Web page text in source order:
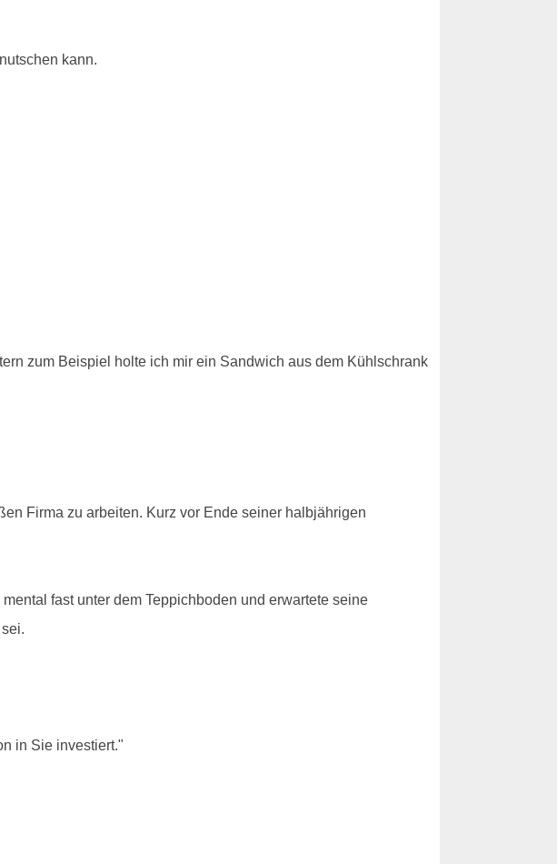
kann.
zum Beispiel holte ich mir ein Sandwich aus dem Kühlschrank
Firma zu arbeiten. Kurz vor Ende seiner halbjährigen
fast unter dem Teppichboden und erwartete seine
in Sie investiert."